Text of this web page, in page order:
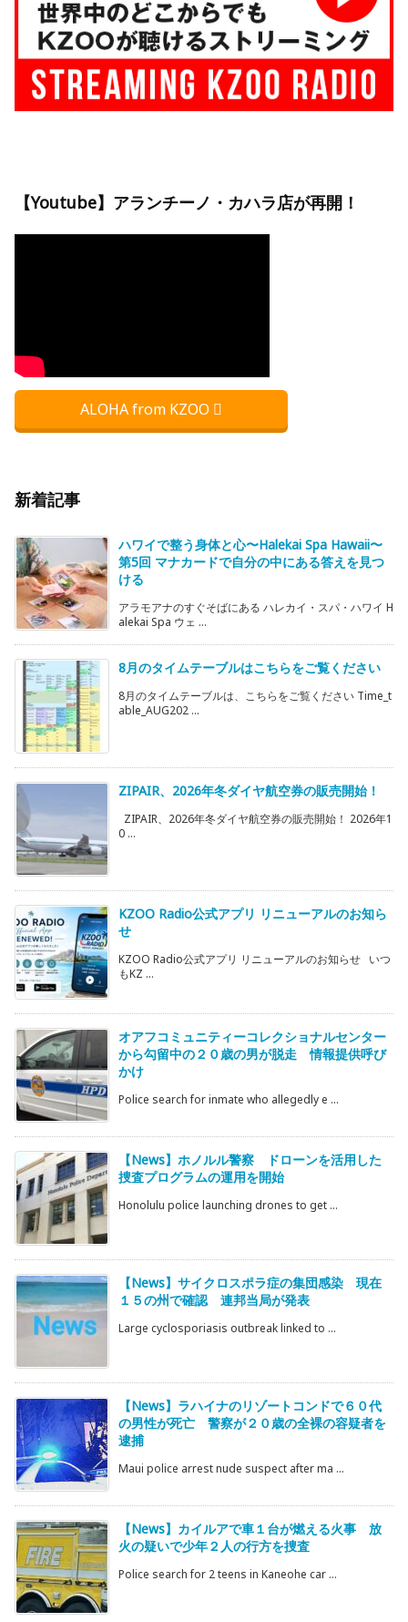
【Youtube】アランチーノ・カハラ店が再開！
ALOHA from KZOO
新着記事
ハワイで整う身体と心〜Halekai Spa Hawaii〜
第5回 マナカードで自分の中にある答えを見つ
ける
アラモアナのすぐそばにある ハレカイ・スパ・ハワイ H
alekai Spa ウェ ...
8月のタイムテーブルはこちらをご覧ください
8月のタイムテーブルは、こちらをご覧ください Time_t
able_AUG202 ...
ZIPAIR、2026年冬ダイヤ航空券の販売開始！
ZIPAIR、2026年冬ダイヤ航空券の販売開始！ 2026年1
0 ...
KZOO Radio公式アプリ リニューアルのお知ら
せ
KZOO Radio公式アプリ リニューアルのお知らせ いつ
もKZ ...
オアフコミュニティーコレクショナルセンター
から勾留中の２０歳の男が脱走 情報提供呼び
かけ
Police search for inmate who allegedly e ...
【News】ホノルル警察 ドローンを活用した
捜査プログラムの運用を開始
Honolulu police launching drones to get ...
【News】サイクロスポラ症の集団感染 現在
１５の州で確認 連邦当局が発表
Large cyclosporiasis outbreak linked to ...
【News】ラハイナのリゾートコンドで６０代
の男性が死亡 警察が２０歳の全裸の容疑者を
逮捕
Maui police arrest nude suspect after ma ...
【News】カイルアで車１台が燃える火事 放
火の疑いで少年２人の行方を捜査
Police search for 2 teens in Kaneohe car ...